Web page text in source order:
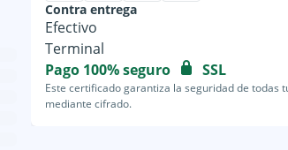
Contra entrega
Efectivo
Terminal
Pago 100% seguro
SSL
Este certificado garantiza la seguridad de todas
mediante cifrado.